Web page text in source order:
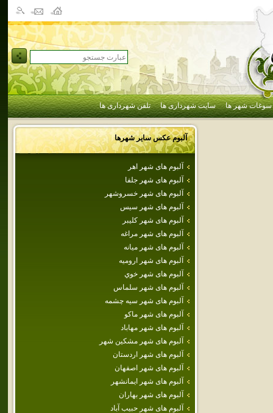
سوغات شهر ها سایت شهرداری ها تلفن شهرداری ها
آلبوم عکس سایر شهرها
آلبوم های شهر اهر
آلبوم های شهر جلفا
آلبوم های شهر خسروشهر
آلبوم های شهر سيس
آلبوم های شهر كليبر
آلبوم های شهر مراغه
آلبوم های شهر ميانه
آلبوم های شهر اروميه
آلبوم های شهر خوي
آلبوم های شهر سلماس
آلبوم های شهر سيه چشمه
آلبوم های شهر ماكو
آلبوم های شهر مهاباد
آلبوم های شهر مشكين شهر
آلبوم های شهر اردستان
آلبوم های شهر اصفهان
آلبوم های شهر ايمانشهر
آلبوم های شهر بهاران
آلبوم های شهر حبيب آباد